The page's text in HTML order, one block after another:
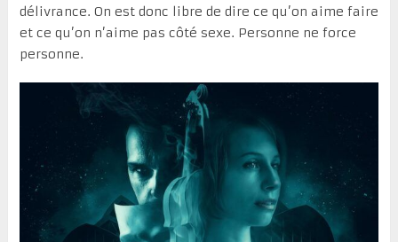
délivrance. On est donc libre de dire ce qu’on aime faire
et ce qu’on n’aime pas côté sexe. Personne ne force
personne.